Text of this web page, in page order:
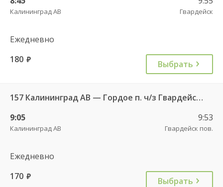
Калининград АВ Гвардейск
Ежедневно
180 руб. Выбрать
157 Калининград АВ — Гордое п. ч/з Гвардейск КДП, Знаменск п.
9:05
Калининград АВ
9:53
Гвардейск пов.
Ежедневно
170 руб. Выбрать